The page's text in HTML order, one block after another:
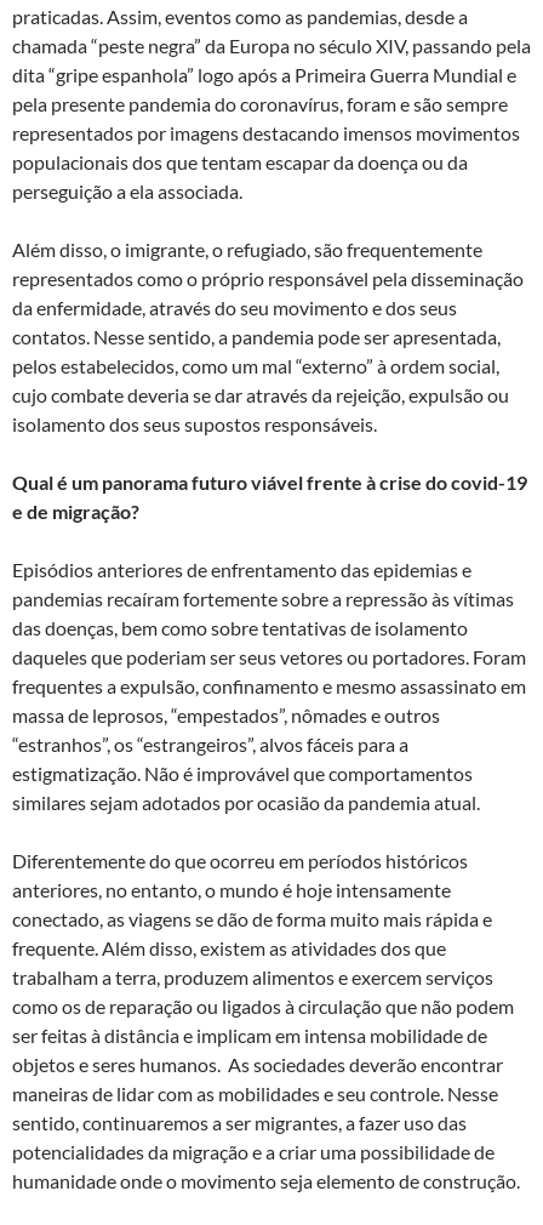
praticadas. Assim, eventos como as pandemias, desde a
chamada “peste negra” da Europa no século XIV, passando pela
dita “gripe espanhola” logo após a Primeira Guerra Mundial e
pela presente pandemia do coronavírus, foram e são sempre
representados por imagens destacando imensos movimentos
populacionais dos que tentam escapar da doença ou da
perseguição a ela associada.
Além disso, o imigrante, o refugiado, são frequentemente
representados como o próprio responsável pela disseminação
da enfermidade, através do seu movimento e dos seus
contatos. Nesse sentido, a pandemia pode ser apresentada,
pelos estabelecidos, como um mal “externo” à ordem social,
cujo combate deveria se dar através da rejeição, expulsão ou
isolamento dos seus supostos responsáveis.
Qual é um panorama futuro viável frente à crise do covid-19
e de migração?
Episódios anteriores de enfrentamento das epidemias e
pandemias recaíram fortemente sobre a repressão às vítimas
das doenças, bem como sobre tentativas de isolamento
daqueles que poderiam ser seus vetores ou portadores. Foram
frequentes a expulsão, confinamento e mesmo assassinato em
massa de leprosos, “empestados”, nômades e outros
“estranhos”, os “estrangeiros”, alvos fáceis para a
estigmatização. Não é improvável que comportamentos
similares sejam adotados por ocasião da pandemia atual.
Diferentemente do que ocorreu em períodos históricos
anteriores, no entanto, o mundo é hoje intensamente
conectado, as viagens se dão de forma muito mais rápida e
frequente. Além disso, existem as atividades dos que
trabalham a terra, produzem alimentos e exercem serviços
como os de reparação ou ligados à circulação que não podem
ser feitas à distância e implicam em intensa mobilidade de
objetos e seres humanos. As sociedades deverão encontrar
maneiras de lidar com as mobilidades e seu controle. Nesse
sentido, continuaremos a ser migrantes, a fazer uso das
potencialidades da migração e a criar uma possibilidade de
humanidade onde o movimento seja elemento de construção.